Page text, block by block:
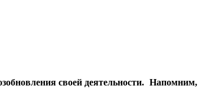
своей деятельности. Напомним,